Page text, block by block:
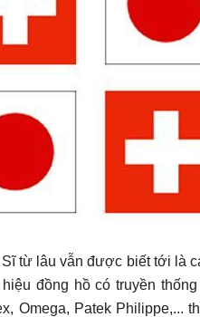
từ lâu vẫn được biết tới là
đồng hồ có truyền
Omega, Patek Philippe,...